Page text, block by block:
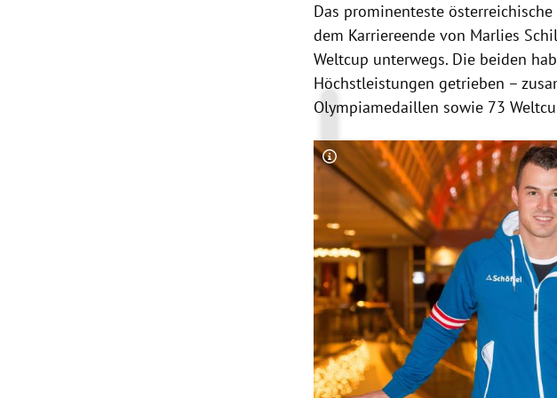
Das prominenteste
dem Karriereende von Marlies
Weltcup unterwegs. Die beiden
Höchstleistungen getrieben –
Olympiamedaillen sowie 73
Copyright-Hinweis öffnen/schließen